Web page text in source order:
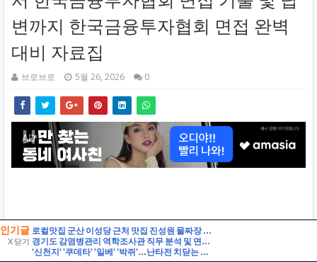
인기글
X 닫기
로컬맛집 군산 이성당 근처 맛집 진성원 물짜장 솔직후기, 경암동 철길마을 근처가 더 맞다.
경기도 감염병관리 역학조사관 직무 분석 및 면접 준비 팁 자기소개 스크립트 및 실제 면접 합격 답안
'신천지' '쿠데타' '일베' '박쥐'…난타전 치닫는 민주당 전당대회